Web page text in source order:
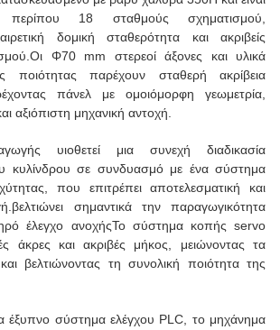
περίπου 18 σταθμούς σχηματισμού,
δομική σταθερότητα και ακριβείς
Φ70 mm στερεοί άξονες και υλικά
ποιότητας παρέχουν σταθερή ακρίβεια
πάνελ με ομοιόμορφη γεωμετρία,
αξιόπιστη μηχανική αντοχή.
υιοθετεί μια συνεχή διαδικασία
κυλίνδρου σε συνδυασμό με ένα σύστημα
που επιτρέπει αποτελεσματική και
σημαντικά την παραγωγικότητα
έλεγχο ανοχήςΤο σύστημα κοπής servo
άκρες και ακριβές μήκος, μειώνοντας τα
βελτιώνοντας τη συνολική ποιότητα της
έξυπνο σύστημα ελέγχου PLC, το μηχάνημα